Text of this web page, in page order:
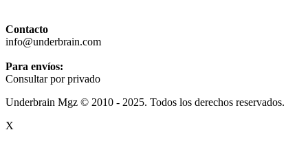
Contacto
info@underbrain.com
Para envíos:
Consultar por privado
Underbrain Mgz © 2010 - 2025. Todos los derechos reservados.
X